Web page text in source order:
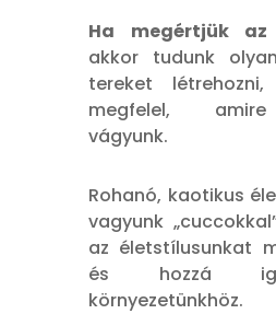
Ha megértjük az
akkor tudunk
tereket
megfelel,
vágyunk.
Rohanó, kaotikus
vagyunk
az életstílusunkat
és hozzá
környezetünkhöz.